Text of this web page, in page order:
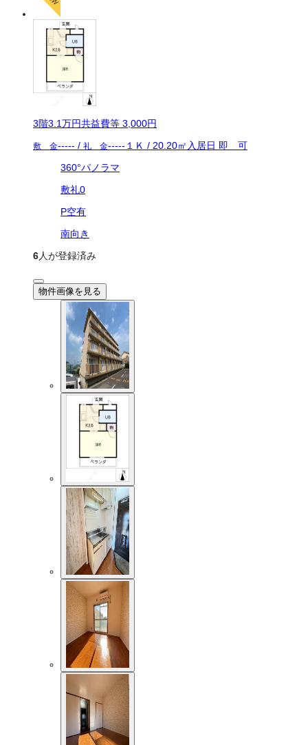
3階3.1万円共益費等 3,000円
敷 金----- / 礼 金----- １Ｋ / 20.20㎡ 入居日 即 可
360°パノラマ
敷礼0
P空有
南向き
6人が登録済み
物件画像を見る